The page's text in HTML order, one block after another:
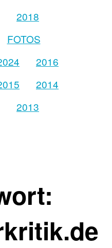
2018
FOTOS
2016
2014
2013